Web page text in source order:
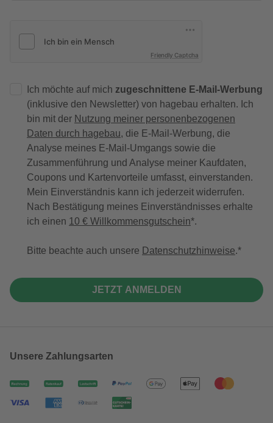
Friendly Captcha
Ich möchte auf mich zugeschnittene E-Mail-Werbung
(inklusive den Newsletter) von hagebau erhalten. Ich
bin mit der Nutzung meiner personenbezogenen
Daten durch hagebau, die E-Mail-Werbung, die
Analyse meines E-Mail-Umgangs sowie die
Zusammenführung und Analyse meiner Kaufdaten,
Coupons und Kartenvorteile umfasst, einverstanden.
Mein Einverständnis kann ich jederzeit widerrufen.
Nach Bestätigung meines Einverständnisses erhalte
ich einen 10 € Willkommensgutschein*.
Bitte beachte auch unsere Datenschutzhinweise.
JETZT ANMELDEN
Unsere Zahlungsarten